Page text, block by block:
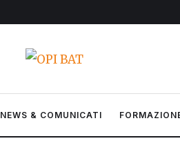
NEWS & COMUNICATI